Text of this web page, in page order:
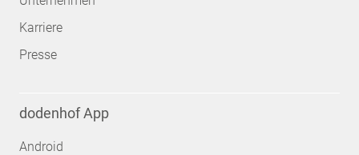
Karriere
Presse
dodenhof App
Android